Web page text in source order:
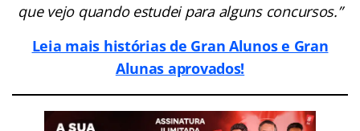
que vejo quando estudei para alguns concursos.”
Leia mais histórias de Gran Alunos e Gran
Alunas aprovados!